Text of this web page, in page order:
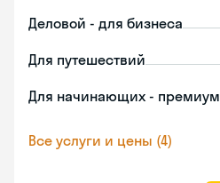
Деловой - для бизнеса
Для путешествий
Для начинающих - премиум
Все услуги и цены (4)